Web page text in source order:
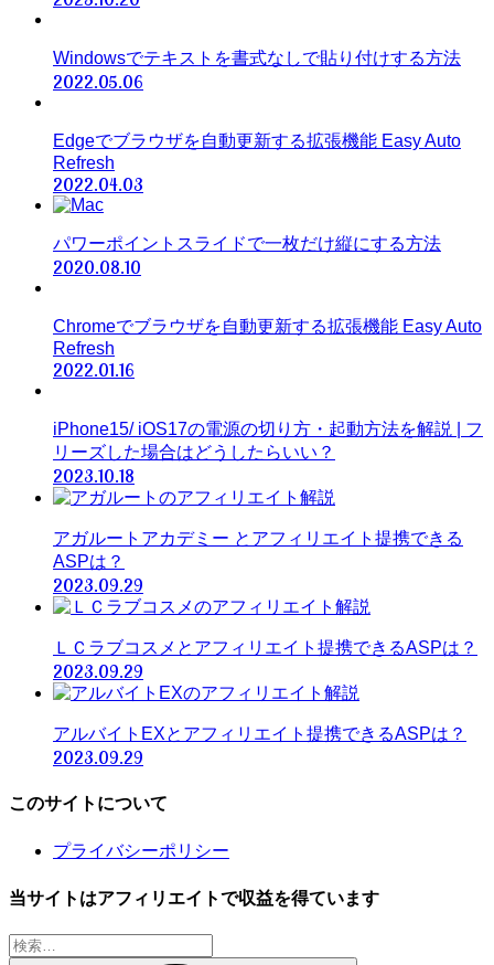
Windowsでテキストを書式なしで貼り付けする方法
2022.05.06
Edgeでブラウザを自動更新する拡張機能 Easy Auto
Refresh
2022.04.03
パワーポイントスライドで一枚だけ縦にする方法
2020.08.10
Chromeでブラウザを自動更新する拡張機能 Easy Auto
Refresh
2022.01.16
iPhone15/ iOS17の電源の切り方・起動方法を解説 | フ
リーズした場合はどうしたらいい？
2023.10.18
アガルートアカデミー とアフィリエイト提携できる
ASPは？
2023.09.29
ＬＣラブコスメとアフィリエイト提携できるASPは？
2023.09.29
アルバイトEXとアフィリエイト提携できるASPは？
2023.09.29
このサイトについて
プライバシーポリシー
当サイトはアフィリエイトで収益を得ています
検